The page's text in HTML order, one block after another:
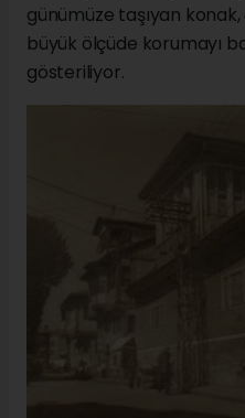
günümüze taşıyan
büyük ölçüde korumayı
gösteriliyor.